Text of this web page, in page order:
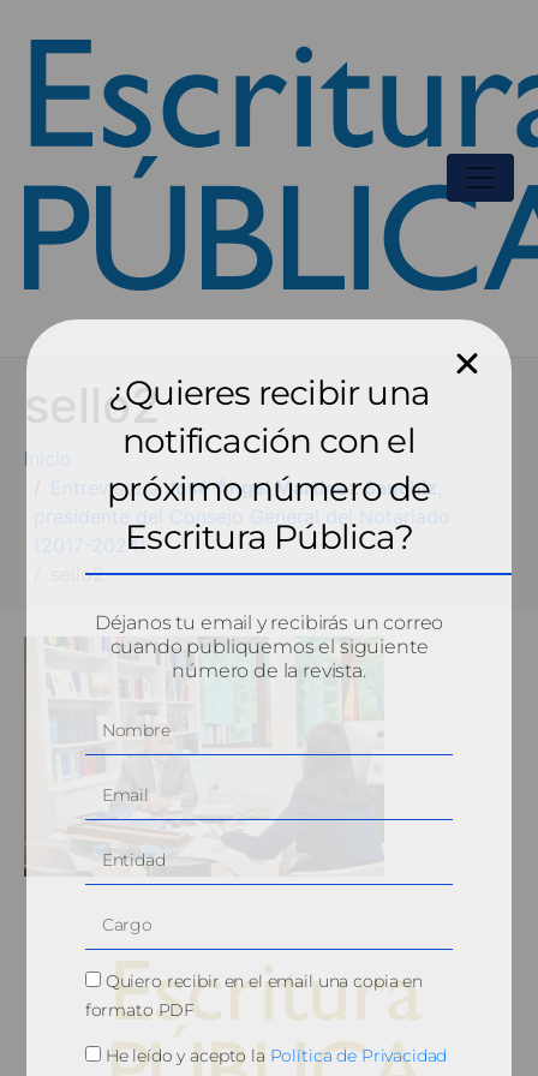
sello2
Inicio
Entrevista aJosé Ángel Martínez Sanchiz,
presidente del Consejo General del Notariado
(2017-2024)
sello2
¿Quieres recibir una
notificación con el
próximo número de
Escritura Pública?
Déjanos tu email y recibirás un correo
cuando publiquemos el siguiente
número de la revista.
Quiero recibir en el email una copia en
formato PDF
He leído y acepto la Política de Privacidad